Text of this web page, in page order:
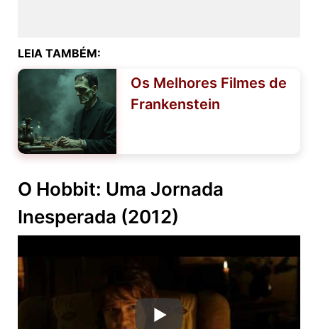
LEIA TAMBÉM:
Os Melhores Filmes de
Frankenstein
O Hobbit: Uma Jornada
Inesperada (2012)